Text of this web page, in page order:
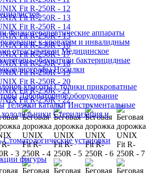
Физиотерапевтические аппараты
к кроватям и инвалидным
отсасыватели Медицинское
облучатели бактерицидные
Носилки
красоты Столики прикроватные
Лабораторное оборудование
Тележки каталки Инструментальные
Стерилизация и
Стоматологические установки
фигуры